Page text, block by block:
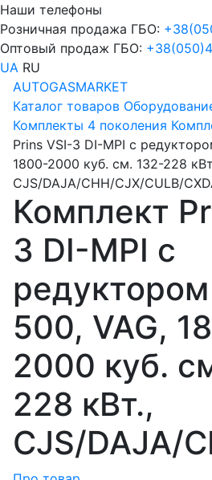
Наши телефоны
Розничная продажа ГБО: +38
Оптовый продаж ГБО: +38(050)
UA RU
AUTOGASMARKET
Каталог товаров
Комплекты 4 поколения
Prins VSI-3 DI-MPI c
1800-2000 куб. см. 132-228
CJS/DAJA/CHH/CJX/CULB/
Комплект
3 DI-MPI c
500, VAG,
2000 куб.
228 кВт.,
CJS/DAJA/